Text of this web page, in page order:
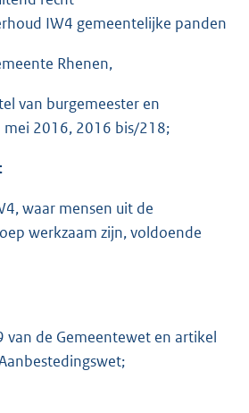
IW4 gemeentelijke panden
Rhenen,
van burgemeester en
mei 2016, 2016 bis/218;
waar mensen uit de
werkzaam zijn, voldoende
de Gemeentewet en artikel